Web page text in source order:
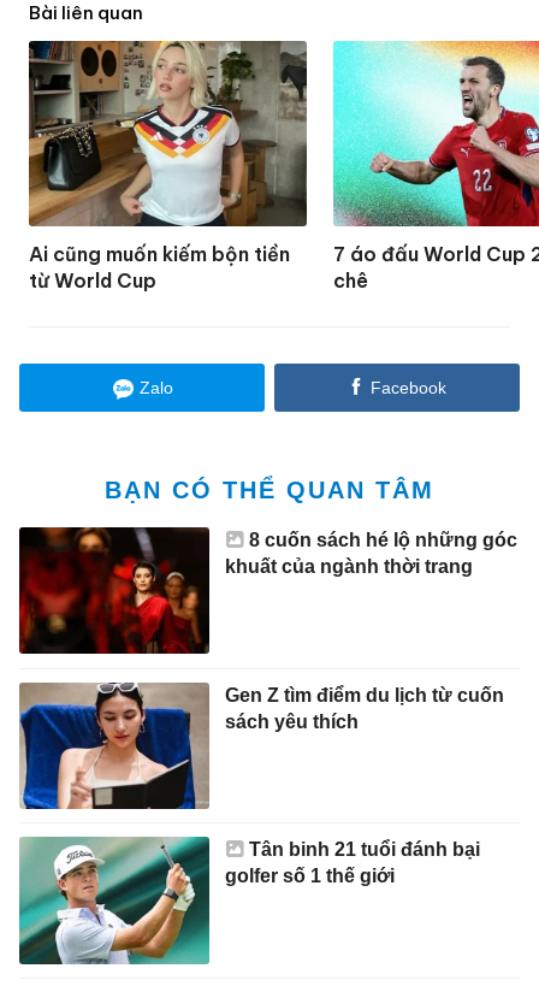
Bài liên quan
Ai cũng muốn kiếm bộn tiền
từ World Cup
7 áo đấu World Cup
chê
Zalo Facebook
BẠN CÓ THỂ QUAN TÂM
8 cuốn sách hé lộ những góc
khuất của ngành thời trang
Gen Z tìm điểm du lịch từ cuốn
sách yêu thích
Tân binh 21 tuổi đánh bại
golfer số 1 thế giới